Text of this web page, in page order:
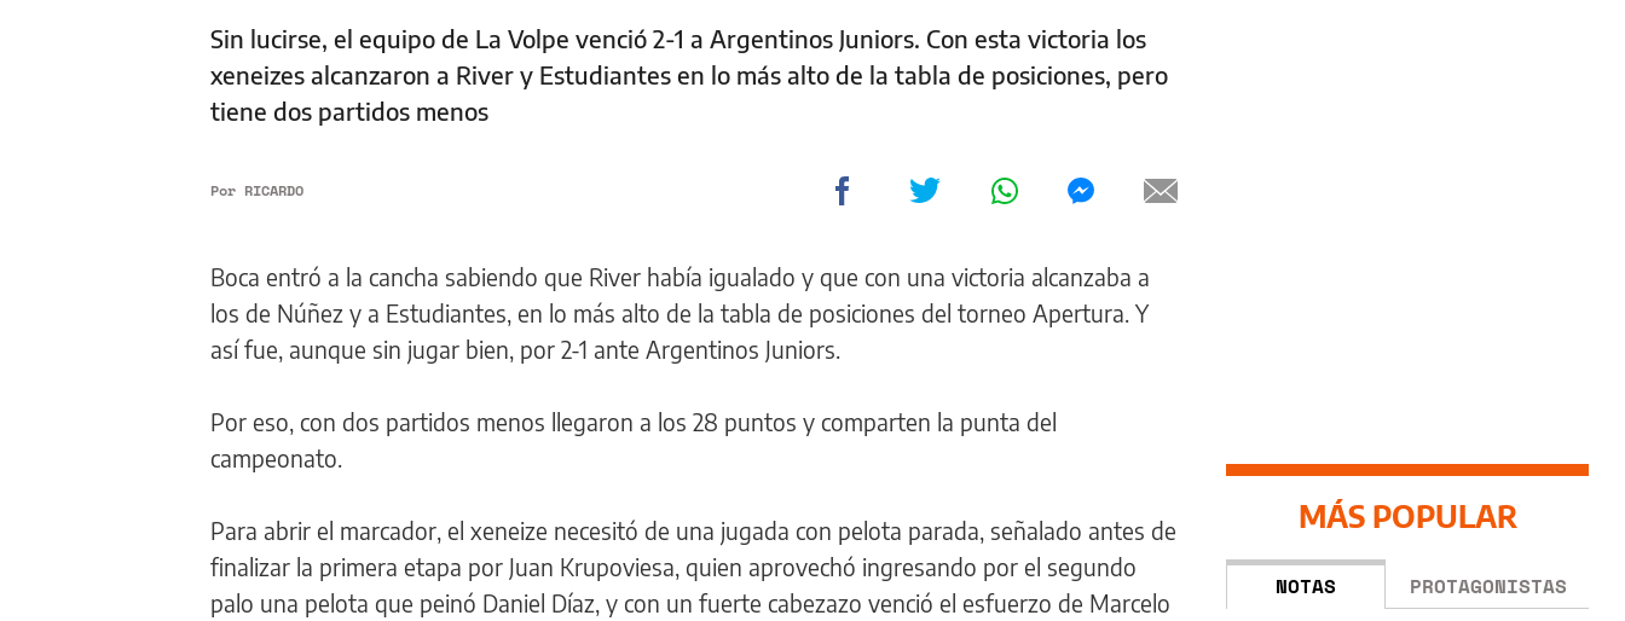
Sin lucirse, el equipo de La Volpe venció 2-1 a Argentinos Juniors. Con esta victoria los
xeneizes alcanzaron a River y Estudiantes en lo más alto de la tabla de posiciones, pero
tiene dos partidos menos
Por RICARDO
Boca entró a la cancha sabiendo que River había igualado y que con una victoria alcanzaba a
los de Núñez y a Estudiantes, en lo más alto de la tabla de posiciones del torneo Apertura. Y
así fue, aunque sin jugar bien, por 2-1 ante Argentinos Juniors.
Por eso, con dos partidos menos llegaron a los 28 puntos y comparten la punta del
campeonato.
Para abrir el marcador, el xeneize necesitó de una jugada con pelota parada, señalado antes de
finalizar la primera etapa por Juan Krupoviesa, quien aprovechó ingresando por el segundo
palo una pelota que peinó Daniel Díaz, y con un fuerte cabezazo venció el esfuerzo de Marcelo
MÁS POPULAR
NOTAS PROTAGONISTAS